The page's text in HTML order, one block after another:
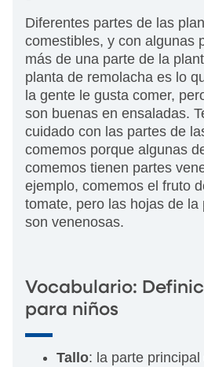
Diferentes partes de las
comestibles, y con algunas
más de una parte de la
planta de remolacha es lo
la gente le gusta comer,
son buenas en ensaladas.
cuidado con las partes de
comemos porque algunas
comemos tienen partes
ejemplo, comemos el fruto
tomate, pero las hojas de la
son venenosas.
Vocabulario:
para niños
Tallo: la parte principal